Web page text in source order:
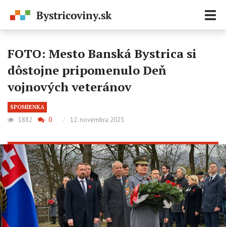
FOTO: Mesto Banská Bystrica si
dôstojne pripomenulo Deň
vojnových veteránov
SPOMIENKA
1882 0 / 12. novembra 2025